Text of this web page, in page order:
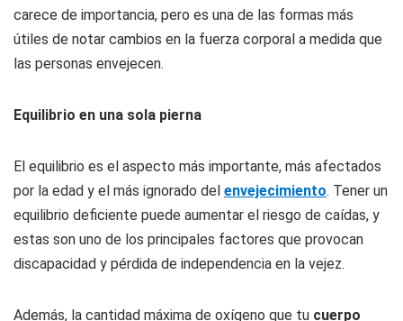
carece de importancia, pero es una de las formas más
útiles de notar cambios en la fuerza corporal a medida que
las personas envejecen.
Equilibrio en una sola pierna
El equilibrio es el aspecto más importante, más afectados
por la edad y el más ignorado del envejecimiento. Tener un
equilibrio deficiente puede aumentar el riesgo de caídas, y
estas son uno de los principales factores que provocan
discapacidad y pérdida de independencia en la vejez.
Además, la cantidad máxima de oxígeno que tu cuerpo